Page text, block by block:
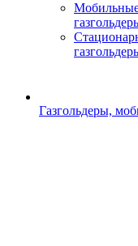
Газгольдеры,